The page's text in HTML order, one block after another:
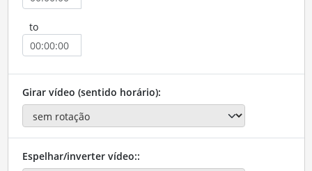
to
Girar vídeo (sentido horário):
Espelhar/inverter vídeo::